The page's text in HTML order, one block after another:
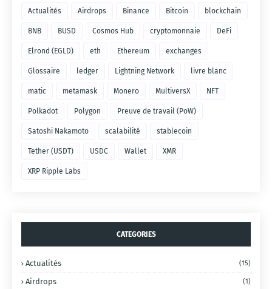
Actualités Airdrops Binance Bitcoin blockchain
BNB BUSD Cosmos Hub cryptomonnaie DeFi
Elrond (EGLD) eth Ethereum exchanges
Glossaire ledger Lightning Network livre blanc
matic metamask Monero MultiversX NFT
Polkadot Polygon Preuve de travail (PoW)
Satoshi Nakamoto scalabilité stablecoin
Tether (USDT) USDC Wallet XMR
XRP Ripple Labs
CATEGORIES
Actualités (15)
Airdrops (1)